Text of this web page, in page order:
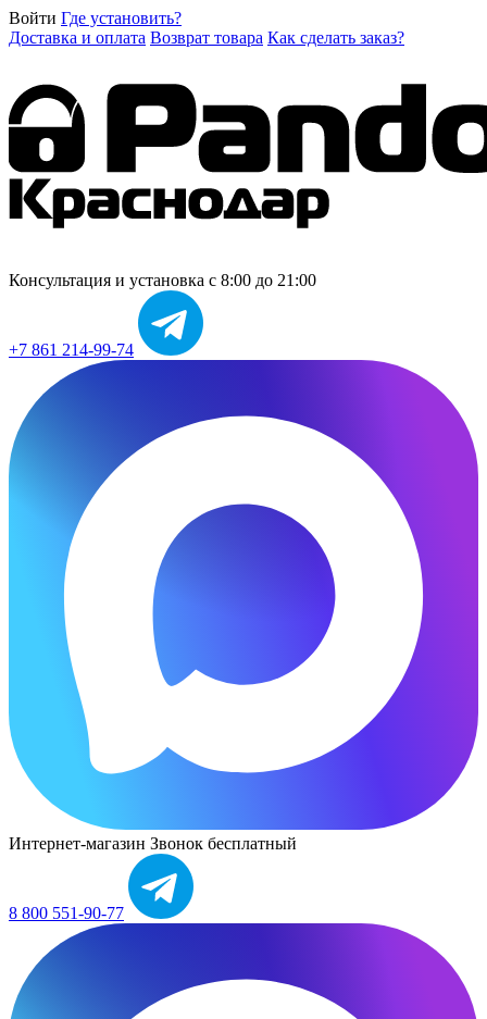
Войти Где установить?
Доставка и оплата Возврат товара Как сделать заказ?
Консультация и установка с 8:00 до 21:00
+7 861 214-99-74
Интернет-магазин Звонок бесплатный
8 800 551-90-77